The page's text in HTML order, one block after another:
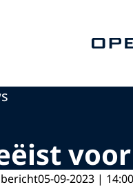
05-09-2023 | 14:00